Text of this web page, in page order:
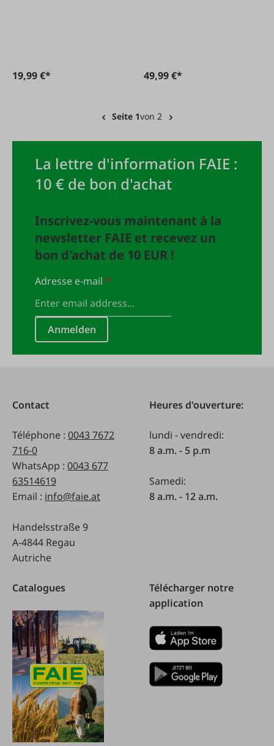
19,99 €* 49,99 €*
Seite 1von 2
La lettre d'information FAIE :
10 € de bon d'achat
Inscrivez-vous maintenant à la
newsletter FAIE et recevez un
bon d'achat de 10 EUR !
Adresse e-mail*
Anmelden
Contact
Téléphone : 0043 7672
716-0
WhatsApp : 0043 677
63514619
Email : info@faie.at
Handelsstraße 9
A-4844 Regau
Autriche
Heures d'ouverture:
lundi - vendredi:
8 a.m. - 5 p.m
Samedi:
8 a.m. - 12 a.m.
Catalogues
Télécharger notre
application